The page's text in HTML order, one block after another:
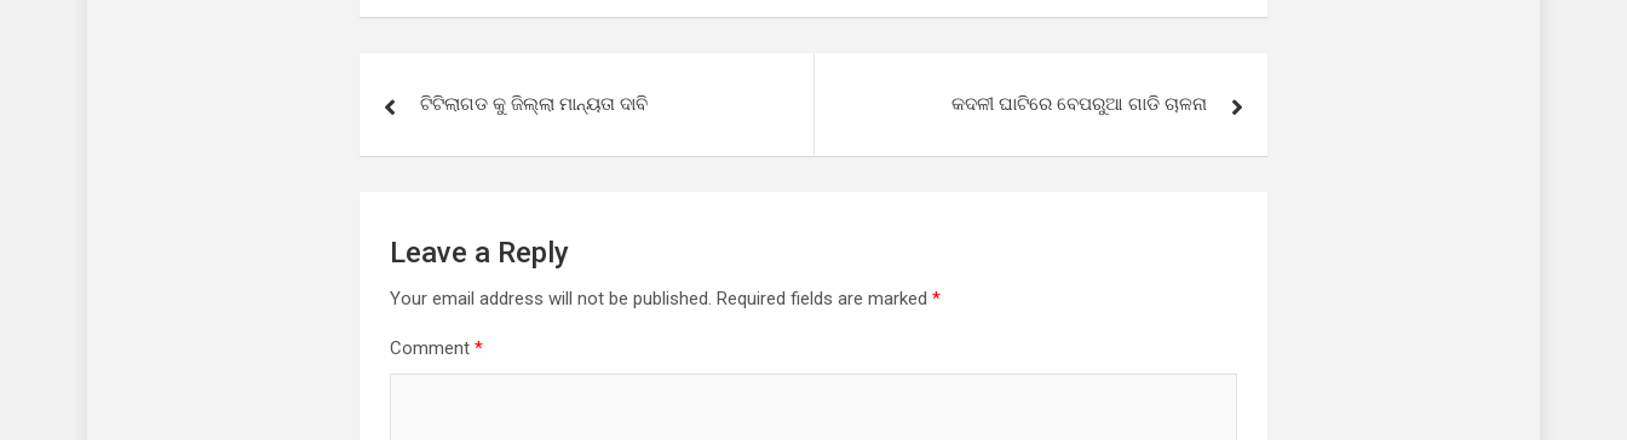
navigation
ଟିଟିଲାଗଡ କୁ ଜିଲ୍ଲା ମାନ୍ୟତା ଦାବି କଦଳୀ ଘାଟିରେ ବେପରୁଆ ଗାଡି ଚାଳନା
Leave a Reply
Your email address will not be published. Required fields are marked *
Comment *